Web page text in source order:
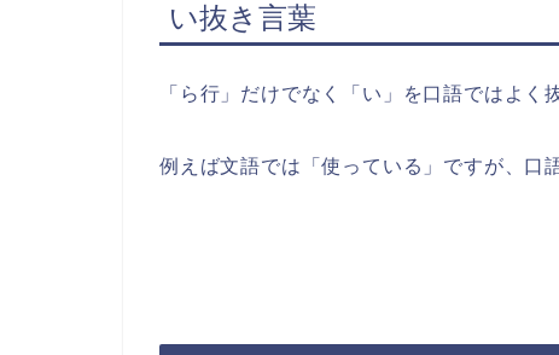
い抜き言葉
「ら行」だけでなく「い」を口語ではよく
例えば文語では「使っている」ですが、口